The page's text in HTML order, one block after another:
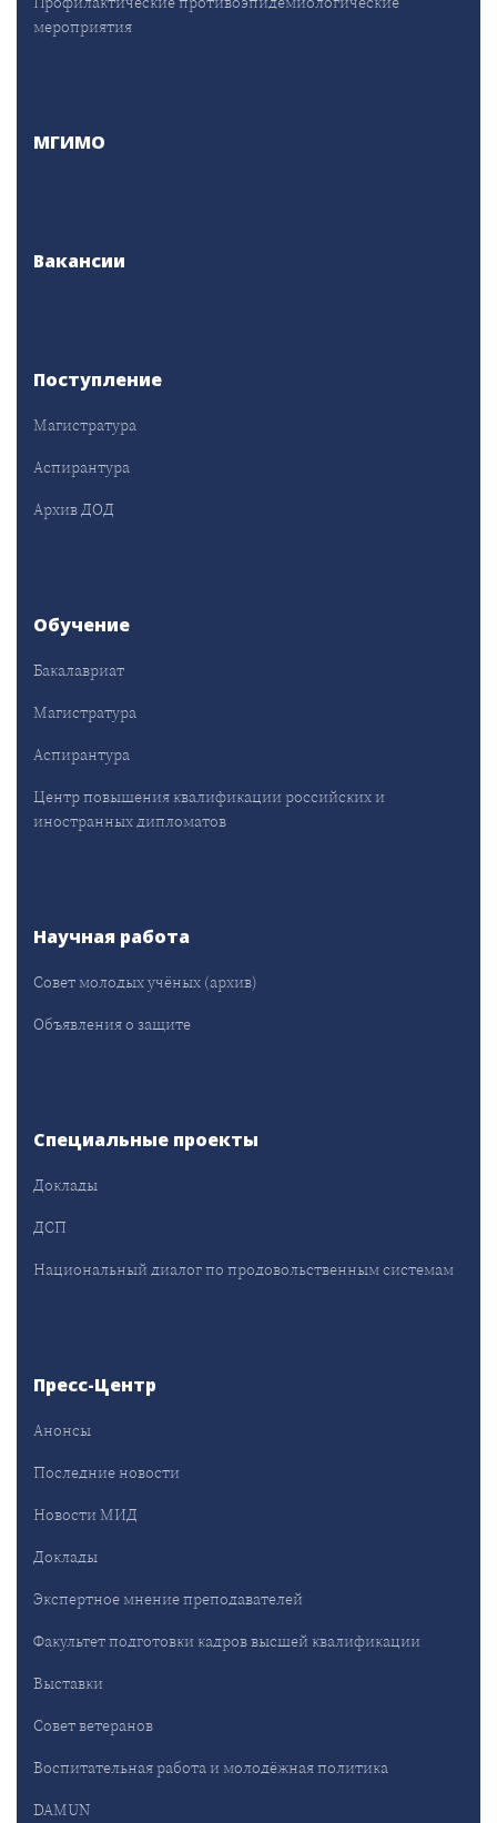
мероприятия
МГИМО
Вакансии
Поступление
Магистратура
Аспирантура
Архив ДОД
Обучение
Бакалавриат
Магистратура
Аспирантура
Центр повышения квалификации российских и
иностранных дипломатов
Научная работа
Совет молодых учёных (архив)
Объявления о защите
Специальные проекты
Доклады
ДСП
Национальный диалог по продовольственным системам
Пресс-Центр
Анонсы
Последние новости
Новости МИД
Доклады
Экспертное мнение преподавателей
Факультет подготовки кадров высшей квалификации
Выставки
Совет ветеранов
Воспитательная работа и молодёжная политика
DAMUN